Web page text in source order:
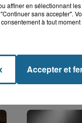
L'info
affiner en sélectionnant
sans accepter".
à tout
Accepter et